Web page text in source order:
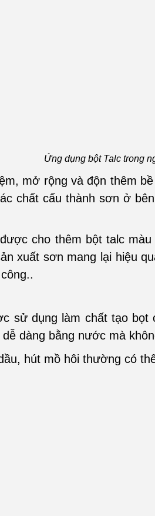
Ứng dụng bột Talc trong
mở rộng và độn thêm
chất cấu thành sơn ở
cho thêm bột talc
xuất sơn mang lại hiệu
sử dụng làm chất tạo
dàng bằng nước mà
hút mồ hôi thường có